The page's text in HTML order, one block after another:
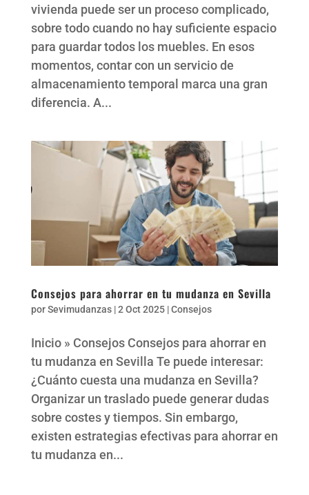
vivienda puede ser un proceso complicado,
sobre todo cuando no hay suficiente espacio
para guardar todos los muebles. En esos
momentos, contar con un servicio de
almacenamiento temporal marca una gran
diferencia. A...
Consejos para ahorrar en tu mudanza en Sevilla
porSevimudanzas|2 Oct 2025|Consejos
Inicio » Consejos Consejos para ahorrar en
tu mudanza en Sevilla Te puede interesar:
¿Cuánto cuesta una mudanza en Sevilla?
Organizar un traslado puede generar dudas
sobre costes y tiempos. Sin embargo,
existen estrategias efectivas para ahorrar en
tu mudanza en...